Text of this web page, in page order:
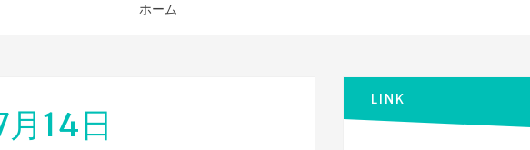
ホーム
14日
LINK